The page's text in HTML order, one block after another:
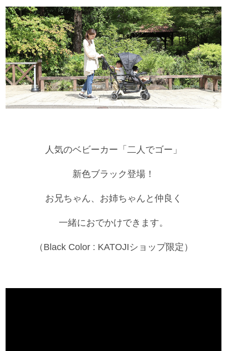
人気のベビーカー「二人でゴー」
新色ブラック登場！
お兄ちゃん、お姉ちゃんと仲良く
一緒におでかけできます。
（Black Color : KATOJIショップ限定）